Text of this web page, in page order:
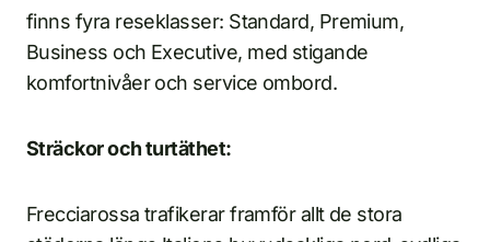
finns fyra reseklasser: Standard, Premium,
Business och Executive, med stigande
komfortnivåer och service ombord.
Sträckor och turtäthet:
Frecciarossa trafikerar framför allt de stora